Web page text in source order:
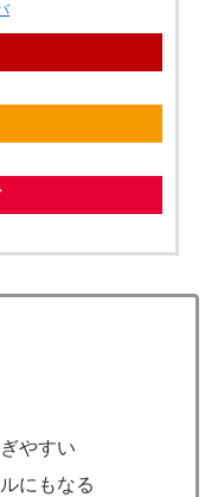
やすい
にもなる